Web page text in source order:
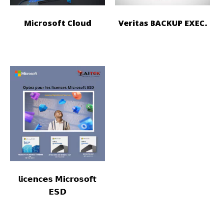
Microsoft Cloud Veritas BACKUP EXEC.
𝗹𝗶𝗰𝗲𝗻𝗰𝗲𝘀 𝗠𝗶𝗰𝗿𝗼𝘀𝗼𝗳𝘁
𝗘𝗦𝗗